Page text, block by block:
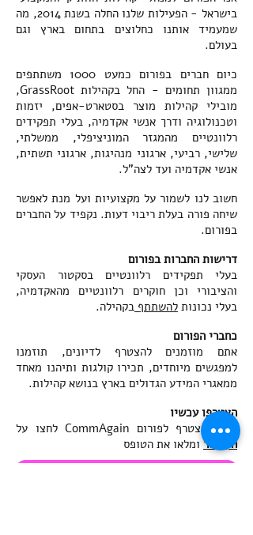
בישראל - הפעילות שלנו החלה בשנת 2014, מה
שמעמיד אותנו כחלוצים בתחום בארץ וגם
בעולם.
כיום חברים בפורום כמעט 1000 משתתפים
ממגוון תחומים - החל בקהילות GrassRoot,
מובילי קהילות מוצר בסטארט-אפים, יזמות
וטכנולוגיה ודרך אנשי אקדמיה, בעלי תפקידים
רלוונטיים מהמגזר המוניציפלי, ממשלתי,
שלישי, רביעי, ארגוני מנהיגות, ארגוני תשתית,
אנשי אקדמיה ועד לצה"ל.
חשוב לנו לשמור על מקצועיות ועל מנת לאפשר
שיחה פורה בעלת ריבוי דעות. נקפיד על החברים
בפורום.
דרישות החברות בפורום
בעלי תפקידים רלוונטיים בסקטור העסקי
והציבורי וכן חוקרים רלוונטיים מהאקדמיה,
בעלי נכונות להשתתף בקהילה.
כחברי הפורום
אתם מוזמנים להצטרף לדיונים, תוזמנו
למפגשים מיוחדים, תכירו קולגות ותיהנו מאחד
ממאגרי המידע הגדולים בארץ בנושא קהילות.
הצטרפו עכשיו
כדי להצטרף לפורום CommAgain לחצו על
הקישורומלאו את הטופס
לבקשת הצטרפות